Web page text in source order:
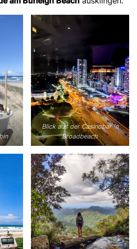
Blick aus der Casinobar in
Broadbeach